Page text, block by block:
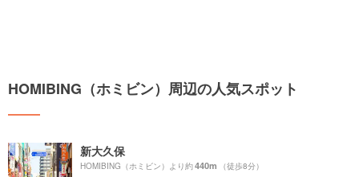
HOMIBING（ホミビン）周辺の人気スポット
新大久保
HOMIBING（ホミビン）より約440m （徒歩8分）